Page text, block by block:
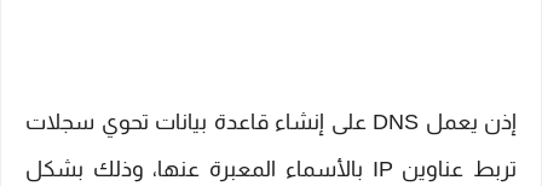
إذن يعمل DNS على إنشاء قاعدة بيانات تحوي سجلات
تربط عناوين IP بالأسماء المعبرة عنها، وذلك بشكل